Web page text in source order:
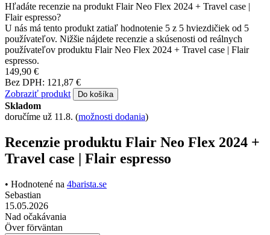
Hľadáte recenzie na produkt Flair Neo Flex 2024 + Travel case |
Flair espresso?
U nás má tento produkt zatiaľ hodnotenie 5 z 5 hviezdičiek od 5
používateľov. Nižšie nájdete recenzie a skúsenosti od reálnych
používateľov produktu Flair Neo Flex 2024 + Travel case | Flair
espresso.
149,90 €
Bez DPH: 121,87 €
Zobraziť produkt
Do košíka
Skladom
doručíme už 11.8. (možnosti dodania)
Recenzie produktu Flair Neo Flex 2024 +
Travel case | Flair espresso
• Hodnotené na 4barista.se
Sebastian
15.05.2026
Nad očakávania
Över förväntan